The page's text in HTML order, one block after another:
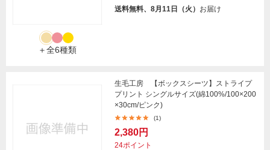
＋全6種類
送料無料、8月11日（火） お届け
生毛工房 【ボックスシーツ】ストライプ
プリント シングルサイズ(綿100%/100×200
×30cm/ピンク)
(1)
2,380円
24ポイント